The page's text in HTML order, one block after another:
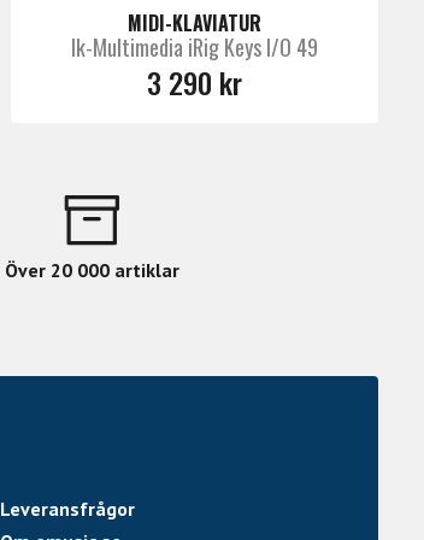
MIDI-KLAVIATUR
Ik-Multimedia iRig Keys I/O 49
3 290 kr
Över 20 000 artiklar
Leveransfrågor